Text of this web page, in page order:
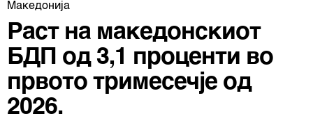
Македонија
Раст на македонскиот
БДП од 3,1 проценти во
првото тримесечје од
2026.